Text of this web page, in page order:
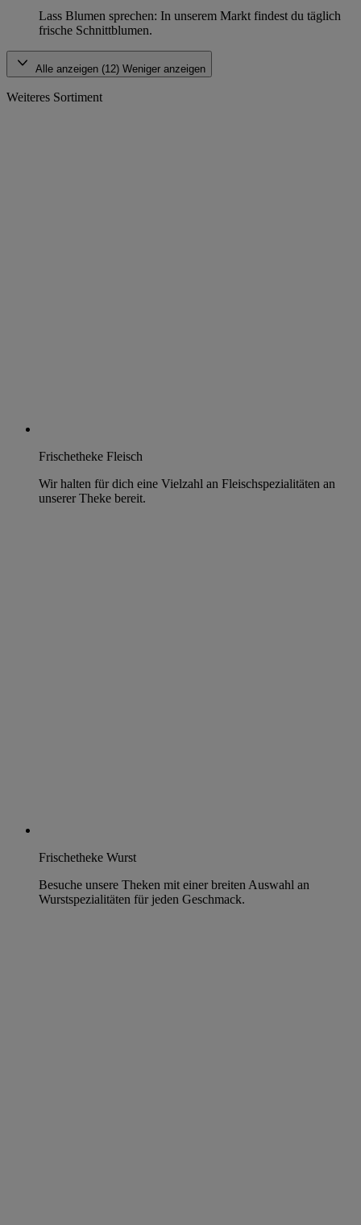
Lass Blumen sprechen: In unserem Markt findest du täglich
frische Schnittblumen.
Alle anzeigen (12) Weniger anzeigen
Weiteres Sortiment
Frischetheke Fleisch
Wir halten für dich eine Vielzahl an Fleischspezialitäten an
unserer Theke bereit.
Frischetheke Wurst
Besuche unsere Theken mit einer breiten Auswahl an
Wurstspezialitäten für jeden Geschmack.